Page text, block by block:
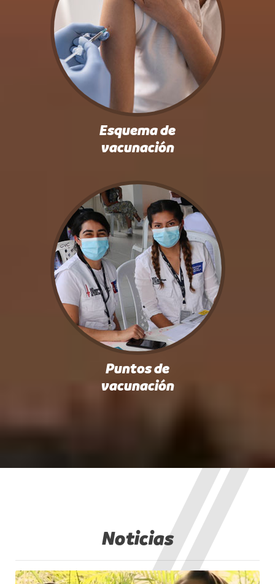
Esquema de
vacunación
Puntos de
vacunación
Noticias